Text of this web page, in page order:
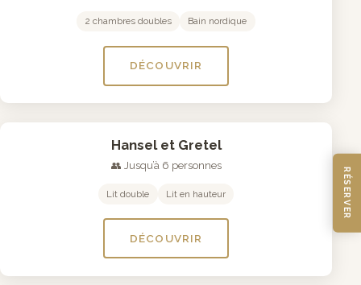
RÉSERVER
2 chambres doubles Bain nordique
DÉCOUVRIR
Hansel et Gretel
👥 Jusqu’à 6 personnes
Lit double Lit en hauteur
DÉCOUVRIR